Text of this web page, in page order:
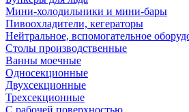
Мини-холодильники и мини-бары
Пивоохладители, кегераторы
Нейтральное, вспомогательное
Столы производственные
Ванны моечные
Односекционные
Двухсекционные
Трехсекционные
С рабочей поверхностью